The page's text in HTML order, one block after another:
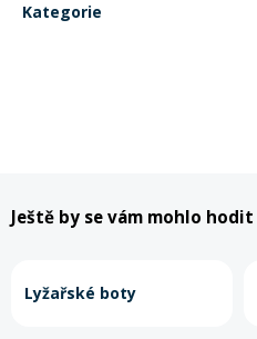
Kategorie
Ještě by se vám mohlo hodit
Lyžařské boty